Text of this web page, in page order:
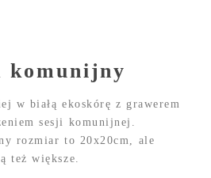
komunijny
w białą ekoskórę z grawerem
sesji komunijnej.
rozmiar to 20x20cm, ale
też większe.